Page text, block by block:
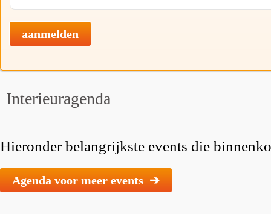
aanmelden
Interieuragenda
Hieronder belangrijkste events die
Agenda voor meer events ➔